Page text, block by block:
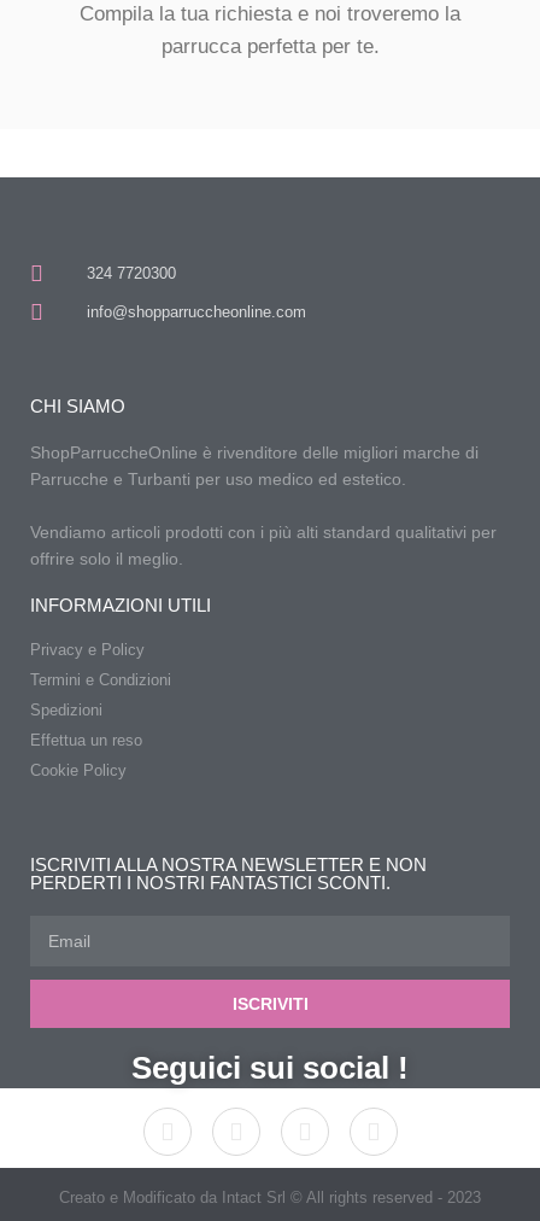
Compila la tua richiesta e noi troveremo la
parrucca perfetta per te.
324 7720300
info@shopparruccheonline.com
CHI SIAMO
ShopParruccheOnline è rivenditore delle migliori marche di
Parrucche e Turbanti per uso medico ed estetico.
Vendiamo articoli prodotti con i più alti standard qualitativi per
offrire solo il meglio.
INFORMAZIONI UTILI
Privacy e Policy
Termini e Condizioni
Spedizioni
Effettua un reso
Cookie Policy
ISCRIVITI ALLA NOSTRA NEWSLETTER E NON
PERDERTI I NOSTRI FANTASTICI SCONTI.
ISCRIVITI
Seguici sui social !
Creato e Modificato da Intact Srl © All rights reserved - 2023